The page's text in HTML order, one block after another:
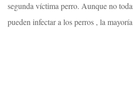
segunda víctima perro. Aunque no
pueden infectar a los perros , la